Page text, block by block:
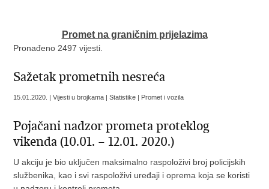
Promet na graničnim prijelazima
Pronađeno 2497 vijesti.
Sažetak prometnih nesreća
15.01.2020. | Vijesti u brojkama | Statistike | Promet i vozila
Pojačani nadzor prometa proteklog
vikenda (10.01. – 12.01. 2020.)
U akciju je bio uključen maksimalno raspoloživi broj policijskih
službenika, kao i svi raspoloživi uređaji i oprema koja se koristi